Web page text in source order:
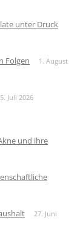
unter Druck
Folgen
1. August
Juli 2026
und ihre
27. Juni